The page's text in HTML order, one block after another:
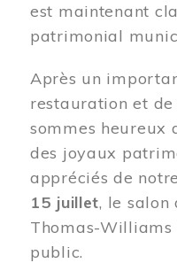
est maintenant
patrimonial
Après un
restauration et de
sommes heureux
des joyaux
appréciés de
15 juillet, le salon
Thomas-
public.